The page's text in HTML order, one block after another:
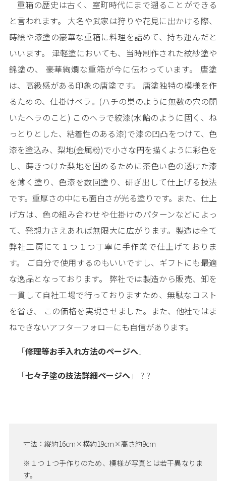
重箱の歴史は古く、室町時代にまで遡ることができる
と言われます。 大名や武家は狩りや花見に出かける際、
蒔絵や漆塗の豪華な重箱に料理を詰めて、持ち運んだと
いいます。 津軽塗においても、当時制作された紋紗塗や
錦塗の、 豪華絢爛な重箱が今に伝わっています。 唐塗
は、高級感がある印象の唐塗です。 唐塗独特の模様を作
るための、仕掛けベラ。(ハチの巣のように無数の穴の開
いたヘラのこと) このヘラで絞漆(水飴のように固く、ね
っとりとした、粘着性のある漆)で漆の凹凸をつけて、色
漆を塗込み、梨地(金属粉)で小さな円を描くように彩色を
し、蒔きつけた梨地を固めるために茶色い色の透けた漆
を薄く塗り、色漆を数回塗り、研ぎ出して仕上げる技法
です。重厚さの中にも面白さが光る塗りです。また、仕上
げ方は、色の組み合わせや仕掛けのパターンなどによっ
て、発想力さえあれば無限大に広がります。製造は全て
弊社工房にて１つ１つ丁寧に手作業で仕上げておりま
す。 ご自分で使用するのもいいですし、ギフトにも最適
な逸品となっております。 弊社では製造から販売、卸を
一貫して自社工場で行っておりますため、無駄なコスト
を省き、 この価格を実現させました。また、他社ではま
ねできないアフターフォローにも自信があります。
「修理等お手入れ方法のページへ」
「七々子塗の技法詳細ページへ」 ? ?
寸法：縦約16cm×横約19cm×高さ約9cm
※１つ１つ手作りのため、模様が写真とは若干異なりま
す。